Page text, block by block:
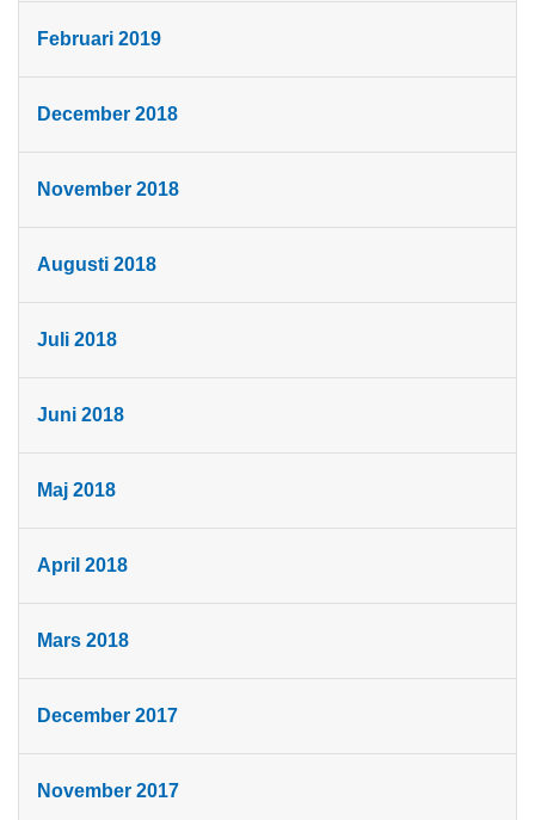
Februari 2019
December 2018
November 2018
Augusti 2018
Juli 2018
Juni 2018
Maj 2018
April 2018
Mars 2018
December 2017
November 2017